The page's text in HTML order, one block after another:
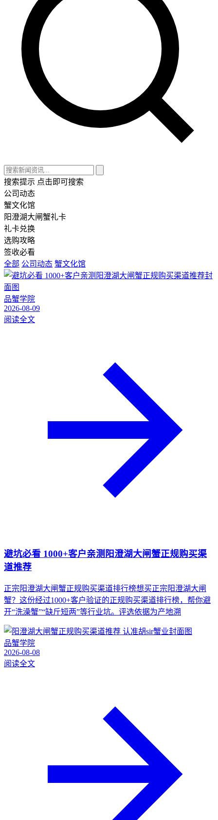
搜索提示 点击即可搜索
公司动态
蟹文化馆
阳澄湖大闸蟹礼卡
礼卡兑换
选购攻略
签收必看
全部 公司动态 蟹文化馆
品蟹学院
2026-08-09
阅读全文
避坑必看 1000+客户亲测阳澄湖大闸蟹正规购买渠
道推荐
正宗阳澄湖大闸蟹正规购买渠道排行榜想买正宗阳澄湖大闸
蟹？这份经过1000+客户验证的正规购买渠道排行榜，帮你避
开“洗澡蟹”“缺斤短两”等行业坑。评选依据为产地溯
品蟹学院
2026-08-08
阅读全文